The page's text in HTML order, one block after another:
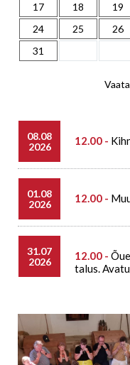
17
18 19
24
25 26
31
08.08
2026
12.00 -
01.08
2026
12.00 -
31.07
2026
12.00 -
talus.